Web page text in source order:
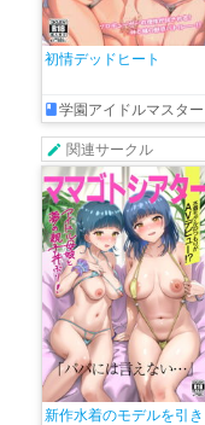
初情デッドヒート
学園アイドルマスター
関連サークル
新作水着のモデルを引き